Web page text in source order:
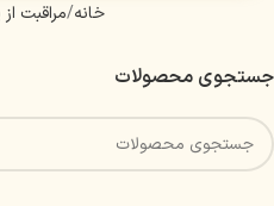
خانه مراقبت
جستجوی محصولات